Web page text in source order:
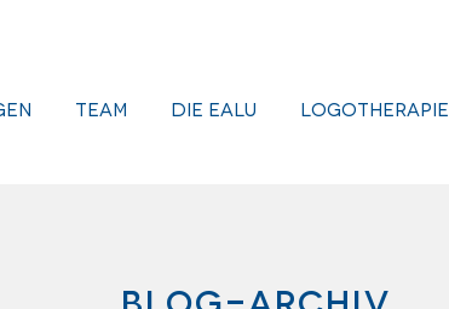
Team Die EALU Logotherapie
Blog-Archiv